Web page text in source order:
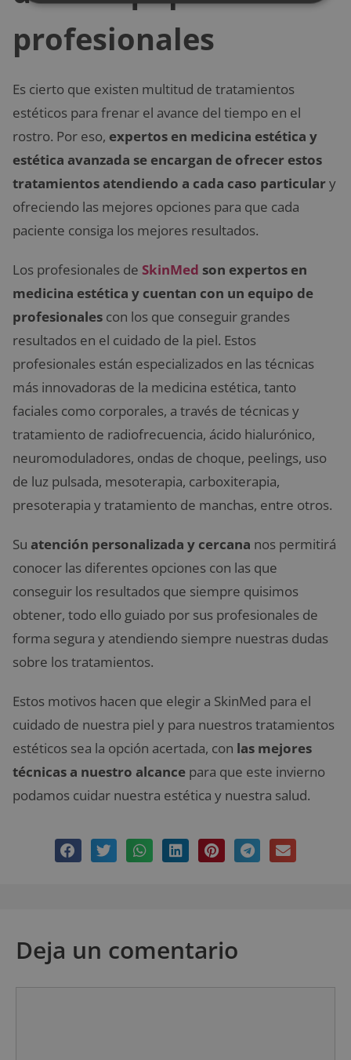
profesionales
Es cierto que existen multitud de tratamientos
estéticos para frenar el avance del tiempo en el
rostro. Por eso, expertos en medicina estética y
estética avanzada se encargan de ofrecer estos
tratamientos atendiendo a cada caso particulary
ofreciendo las mejores opciones para que cada
paciente consiga los mejores resultados.
Los profesionales de SkinMed son expertos en
medicina estética y cuentan con un equipo de
profesionales con los que conseguir grandes
resultados en el cuidado de la piel. Estos
profesionales están especializados en las técnicas
más innovadoras de la medicina estética, tanto
faciales como corporales, a través de técnicas y
tratamiento de radiofrecuencia, ácido hialurónico,
neuromoduladores, ondas de choque, peelings, uso
de luz pulsada, mesoterapia, carboxiterapia,
presoterapia y tratamiento de manchas, entre otros.
Su atención personalizada y cercana nos permitirá
conocer las diferentes opciones con las que
conseguir los resultados que siempre quisimos
obtener, todo ello guiado por sus profesionales de
forma segura y atendiendo siempre nuestras dudas
sobre los tratamientos.
Estos motivos hacen que elegir a SkinMed para el
cuidado de nuestra piel y para nuestros tratamientos
estéticos sea la opción acertada, con las mejores
técnicas a nuestro alcance para que este invierno
podamos cuidar nuestra estética y nuestra salud.
Deja un comentario